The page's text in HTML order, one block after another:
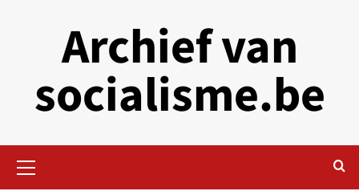
Archief van
socialisme.be
Menu